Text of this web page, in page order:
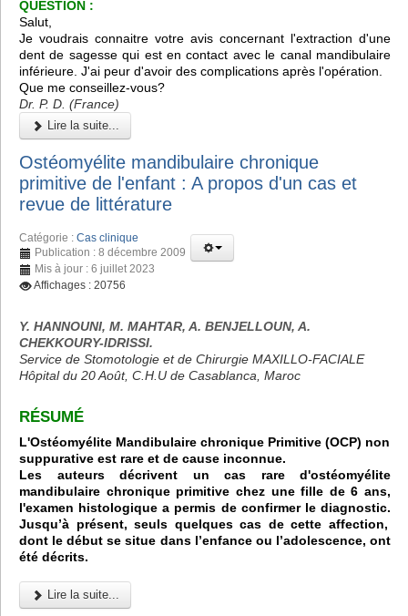
QUESTION :
Salut,
Je voudrais connaitre votre avis concernant l'extraction d'une
dent de sagesse qui est en contact avec le canal mandibulaire
inférieure. J'ai peur d'avoir des complications après l'opération.
Que me conseillez-vous?
Dr. P. D. (France)
Lire la suite...
Ostéomyélite mandibulaire chronique
primitive de l'enfant : A propos d'un cas et
revue de littérature
Catégorie : Cas clinique
Publication : 8 décembre 2009
Mis à jour : 6 juillet 2023
Affichages : 20756
Y. HANNOUNI, M. MAHTAR, A. BENJELLOUN, A.
CHEKKOURY-IDRISSI.
Service de Stomotologie et de Chirurgie MAXILLO-FACIALE
Hôpital du 20 Août, C.H.U de Casablanca, Maroc
RÉSUMÉ
L'Ostéomyélite Mandibulaire chronique Primitive (OCP) non
suppurative est rare et de cause inconnue.
Les auteurs décrivent un cas rare d'ostéomyélite
mandibulaire chronique primitive chez une fille de 6 ans,
l'examen histologique a permis de confirmer le diagnostic.
Jusqu’à présent, seuls quelques cas de cette affection,
dont le début se situe dans l’enfance ou l’adolescence, ont
été décrits.
Lire la suite...